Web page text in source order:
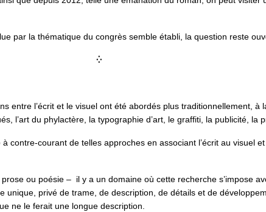
par la thématique du congrès semble établi, la question reste
⁛
entre l’écrit et le visuel ont été abordés plus traditionnellement, à
l’art du phylactère, la typographie d’art, le graffiti, la publicité, la
contre-courant de telles approches en associant l’écrit au visuel
ou poésie – il y a un domaine où cette recherche s’impose
unique, privé de trame, de description, de détails et de
ne le ferait une longue description.